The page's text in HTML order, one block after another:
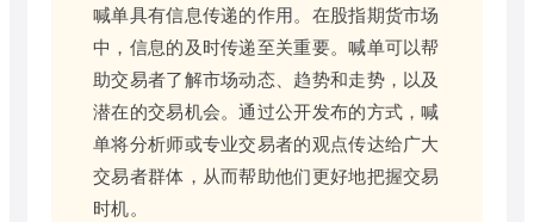
喊单具有信息传递的作用。在股指期货市场
中，信息的及时传递至关重要。喊单可以帮
助交易者了解市场动态、趋势和走势，以及
潜在的交易机会。通过公开发布的方式，喊
单将分析师或专业交易者的观点传达给广大
交易者群体，从而帮助他们更好地把握交易
时机。